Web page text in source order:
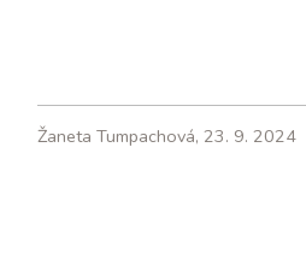
Žaneta Tumpachová, 23. 9. 2024